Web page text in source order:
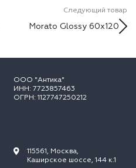
Следующий товар
Morato Glossy 60x120
ООО "Антика"
ИНН: 7723857463
ОГРН: 1127747250212
115561, Москва,
Каширское шоссе, 144 к.1